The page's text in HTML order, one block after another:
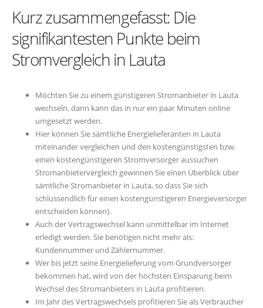
Kurz zusammengefasst: Die
signifikantesten Punkte beim
Stromvergleich in Lauta
Möchten Sie zu einem günstigeren Stromanbieter in Lauta
wechseln, dann kann das in nur ein paar Minuten online
umgesetzt werden.
Hier können Sie sämtliche Energielieferanten in Lauta
miteinander vergleichen und den kostengünstigsten bzw.
einen kostengünstigeren Stromversorger aussuchen
Stromanbietervergleich gewinnen Sie einen Überblick über
sämtliche Stromanbieter in Lauta, so dass Sie sich
schlussendlich für einen kostengünstigeren Energieversorger
entscheiden können}.
Auch der Vertragswechsel kann unmittelbar im Internet
erledigt werden. Sie benötigen nicht mehr als:
Kundennummer und Zählernummer.
Wer bis jetzt seine Energielieferung vom Grundversorger
bekommen hat, wird von der höchsten Einsparung beim
Wechsel des Stromanbieters in Lauta profitieren.
Im Jahr des Vertragswechsels profitieren Sie als Verbraucher